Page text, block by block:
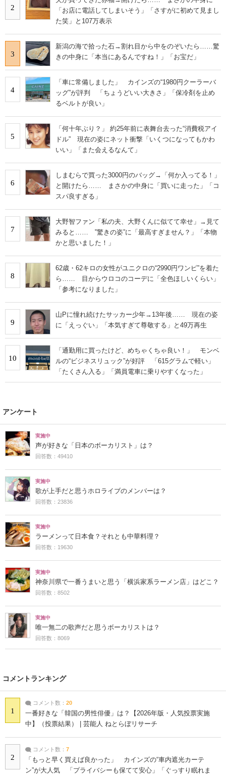
2
「お店に電話してしまいそう」「さすがに初めて見まし
た笑」と107万表示
3
新潟の海で拾った石→割れ目から中をのぞいたら……驚
きの中身に「本当にあるんですね！」「お宝だ」
4
「車に常備しました」 カインズの“1980円クーラーバ
ッグ”が評判 「ちょうどいい大きさ」「保冷剤を止め
るベルトが良い」
5
「何十年ぶり？」 約25年前に表舞台去った“消費税アイ
ドル” 現在の姿にネット衝撃「いくつになってもかわ
いい」「また会えるなんて」
6
しまむらで買った3000円のバッグ→「何か入ってる！」
と開けたら…… まさかの中身に「買いに走った」「コ
スパ良すぎる」
7
大野智ファン「私の夫、大野くんに似てて幸せ」→見て
みると…… ‟驚きの姿”に「最高すぎません？」「本物
かと思いました！」
8
62歳・62キロの女性がユニクロの“2990円ワンピ”を着た
ら…… 目からウロコのコーデに「全色ほしいくらい」
「参考になりました」
9
山Pに憧れ続けたサッカー少年→13年後…… 現在の姿
に「えっぐい」「本気すぎて尊敬する」と49万再生
10
「通勤用に買ったけど、めちゃくちゃ良い！」 モンベ
ルの“ビジネスリュック”が好評 「615グラムで軽い」
「たくさん入る」「満員電車に乗りやすくなった」
アンケート
実施中
声が好きな「日本のボーカリスト」は？
回答数：49410
実施中
歌が上手だと思うホロライブのメンバーは？
回答数：23836
実施中
ラーメンって日本食？それとも中華料理？
回答数：19630
実施中
神奈川県で一番うまいと思う「横浜家系ラーメン店」はどこ？
回答数：8502
実施中
唯一無二の歌声だと思うボーカリストは？
回答数：8069
コメントランキング
1
コメント数： 20
一番好きな「韓国の男性俳優」は？【2026年版・人気投票実施
中】（投票結果） | 芸能人 ねとらぼリサーチ
2
コメント数： 7
「もっと早く買えば良かった」 カインズの“車内遮光カーテ
ン”が大人気 「プライバシーも保てて安心」「ぐっすり眠れま